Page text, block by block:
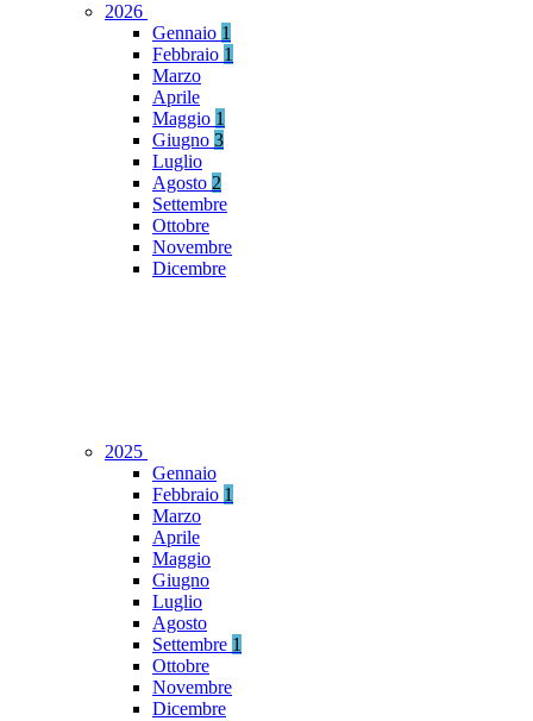
2026
Gennaio 1
Febbraio 1
Marzo
Aprile
Maggio 1
Giugno 3
Luglio
Agosto 2
Settembre
Ottobre
Novembre
Dicembre
2025
Gennaio
Febbraio 1
Marzo
Aprile
Maggio
Giugno
Luglio
Agosto
Settembre 1
Ottobre
Novembre
Dicembre